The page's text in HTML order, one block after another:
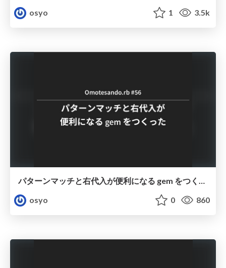
osyo
1 3.5k
パターンマッチと右代入が便利になる gem をつくった
osyo
0 860